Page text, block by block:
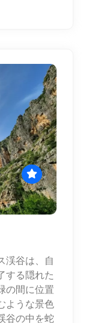
渓谷は、自
する隠れた
の間に位置
ような景色
谷の中を蛇